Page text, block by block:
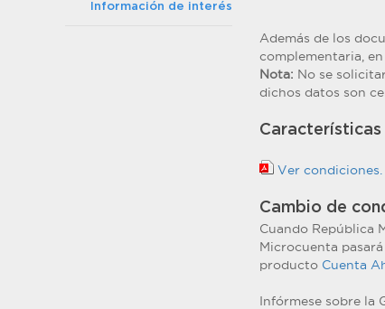
Información de interés
Además de los
complementaria,
Nota: No se
dichos datos son
Ver condiciones.
Cambio de
Cuando República
Microcuenta
producto Cuenta
Infórmese sobre la